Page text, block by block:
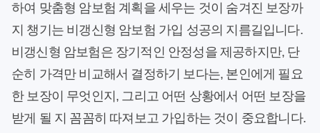
하여 맞춤형 암보험 계획을 세우는 것이 숨겨진 보장까
지 챙기는 비갱신형 암보험 가입 성공의 지름길입니다.
비갱신형 암보험은 장기적인 안정성을 제공하지만, 단
순히 가격만 비교해서 결정하기 보다는, 본인에게 필요
한 보장이 무엇인지, 그리고 어떤 상황에서 어떤 보장을
받게 될 지 꼼꼼히 따져보고 가입하는 것이 중요합니다.